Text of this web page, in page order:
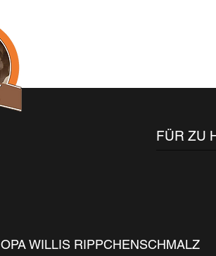
FÜR ZU
OPA WILLIS RIPPCHENSCHMALZ